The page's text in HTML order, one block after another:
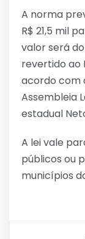
A norma
R$ 21,5 mil
valor será
revertido ao
acordo com
Assembleia
estadual
A lei vale
públicos ou
municípios